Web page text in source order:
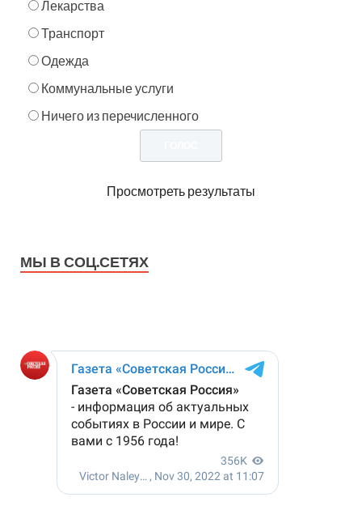
Лекарства
Транспорт
Одежда
Коммунальные услуги
Ничего из перечисленного
Просмотреть результаты
МЫ В СОЦ.СЕТЯХ